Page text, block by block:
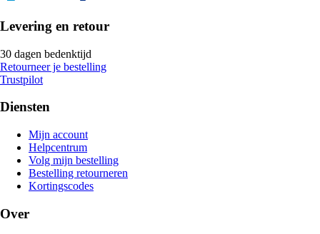
Levering en retour
30 dagen bedenktijd
Retourneer je bestelling
Trustpilot
Diensten
Mijn account
Helpcentrum
Volg mijn bestelling
Bestelling retourneren
Kortingscodes
Over